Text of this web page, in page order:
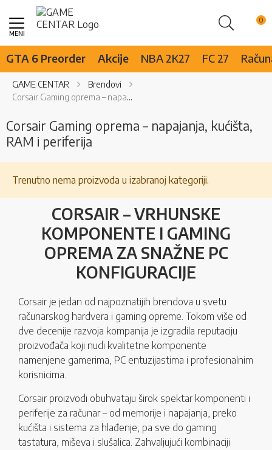
Pretraži
Skip
Content
GTA 6 Preorder Akcije NBA 2K27 FC 27
GAME CENTAR
Brendovi
Corsair Gaming oprema – napajanja, kućišta, RAM i periferija
Corsair Gaming oprema – napajanja, kućišta,
RAM i periferija
Trenutno nema proizvoda u izabranoj kategoriji.
CORSAIR – VRHUNSKE
KOMPONENTE I GAMING
OPREMA ZA SNAŽNE PC
KONFIGURACIJE
Corsair je jedan od najpoznatijih brendova u svetu
računarskog hardvera i gaming opreme. Tokom više od
dve decenije razvoja kompanija je izgradila reputaciju
proizvođača koji nudi kvalitetne komponente
namenjene gamerima, PC entuzijastima i profesionalnim
korisnicima.
Corsair proizvodi obuhvataju širok spektar komponenti i
periferije za računar – od memorije i napajanja, preko
kućišta i sistema za hlađenje, pa sve do gaming
tastatura, miševa i slušalica. Zahvaljujući kombinaciji